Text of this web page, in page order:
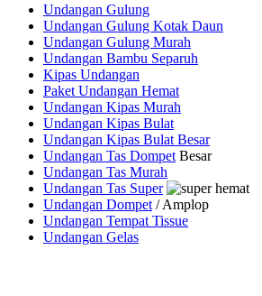
Undangan Gulung
Undangan Gulung Kotak Daun
Undangan Gulung Murah
Undangan Bambu Separuh
Kipas Undangan
Paket Undangan Hemat
Undangan Kipas Murah
Undangan Kipas Bulat
Undangan Kipas Bulat Besar
Undangan Tas Dompet Besar
Undangan Tas Murah
Undangan Tas Super
Undangan Dompet / Amplop
Undangan Tempat Tissue
Undangan Gelas